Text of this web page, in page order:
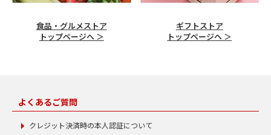
食品・グルメストア
トップページへ ＞
ギフトストア
トップページへ ＞
よくあるご質問
クレジット決済時の本人認証について